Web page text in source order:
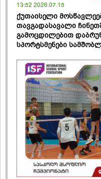
13:52 2026.07.15
ქუთაისელი
თავგადასავალი
გამოცდილებით
სპორტსმენები